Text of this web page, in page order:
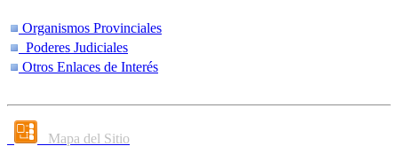
Organismos Provinciales
Poderes Judiciales
Otros Enlaces de Interés
Mapa del Sitio